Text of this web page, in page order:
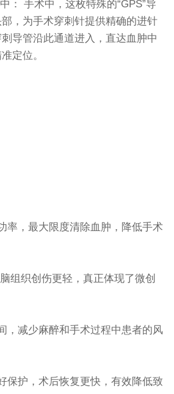
： 手术中，这枚特殊的“GPS”导
，为手术穿刺针提供精确的进针
导管沿此通道进入，直达血肿中
定位。
率，最大限度清除血肿，降低手术
组织创伤更轻，真正体现了微创
，减少麻醉和手术过程中患者的风
保护，术后恢复更快，有效降低致